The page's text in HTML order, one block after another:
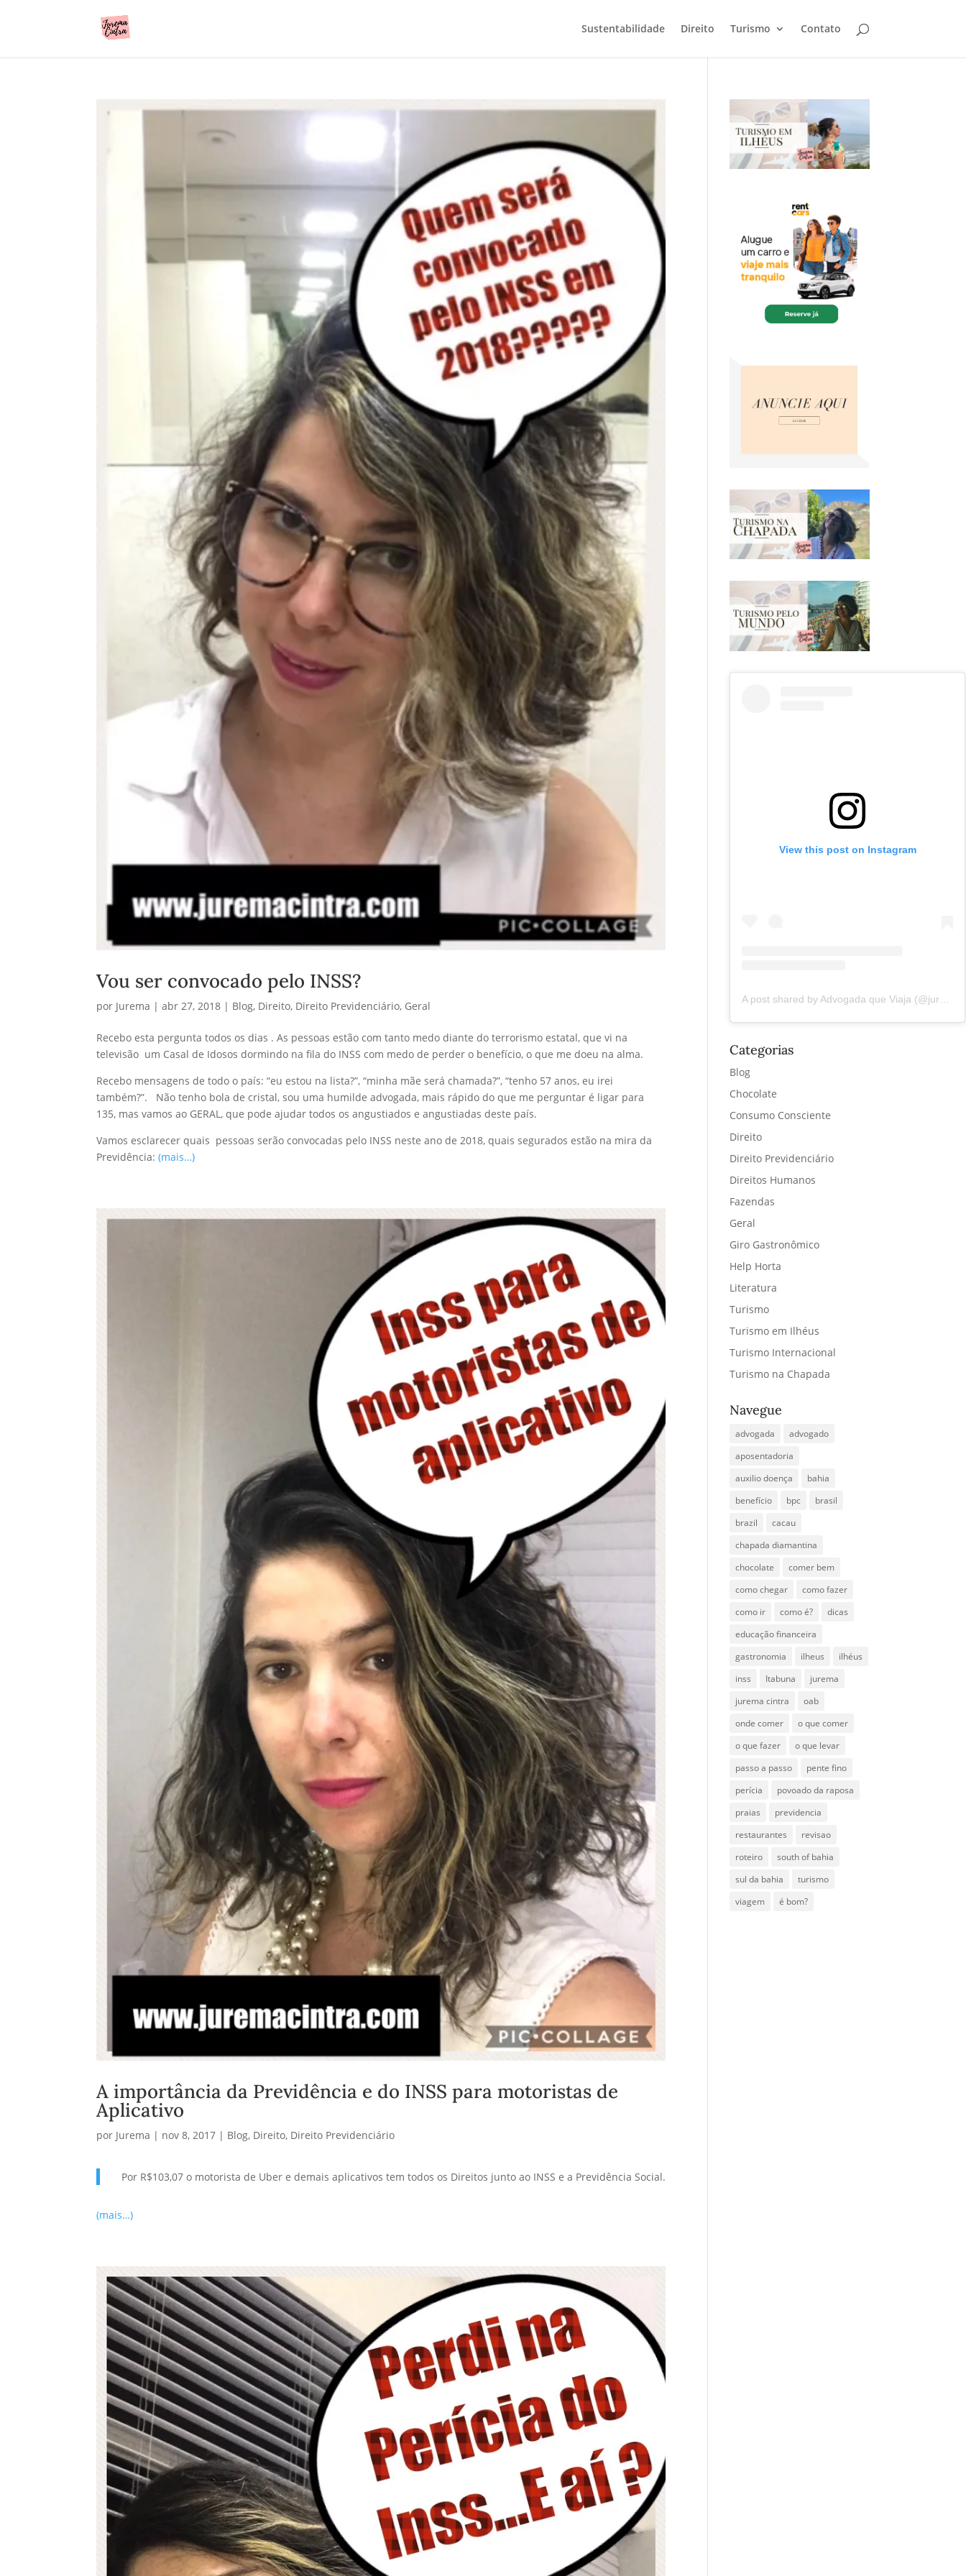
Sustentabilidade Direito Turismo Contato
Vou ser convocado pelo INSS?
por Jurema |abr 27, 2018 | Blog, Direito, Direito Previdenciário, Geral
Recebo esta pergunta todos os dias . As pessoas estão com tanto medo diante do terrorismo estatal, que vi na
televisão um Casal de Idosos dormindo na fila do INSS com medo de perder o benefício, o que me doeu na alma.
Recebo mensagens de todo o país: “eu estou na lista?”, “minha mãe será chamada?”, “tenho 57 anos, eu irei
também?”. Não tenho bola de cristal, sou uma humilde advogada, mais rápido do que me perguntar é ligar para
135, mas vamos ao GERAL, que pode ajudar todos os angustiados e angustiadas deste país.
Vamos esclarecer quais pessoas serão convocadas pelo INSS neste ano de 2018, quais segurados estão na mira da
Previdência:(mais…)
A importância da Previdência e do INSS para motoristas de
Aplicativo
por Jurema | nov 8, 2017 | Blog, Direito, Direito Previdenciário
Por R$103,07 o motorista de Uber e demais aplicativos tem todos os Direitos junto ao INSS e a Previdência Social.
(mais…)
View this post on Instagram
A post shared by Advogada que Viaja (@juremacintra)
Categorias
Blog
Chocolate
Consumo Consciente
Direito
Direito Previdenciário
Direitos Humanos
Fazendas
Geral
Giro Gastronômico
Help Horta
Literatura
Turismo
Turismo em Ilhéus
Turismo Internacional
Turismo na Chapada
Navegue
advogada
advogado
aposentadoria
auxilio doença
bahia
benefício
bpc
brasil
brazil
cacau
chapada diamantina
chocolate
comer bem
como chegar
como fazer
como ir
como é?
dicas
educação financeira
gastronomia
ilheus
ilhéus
inss
Itabuna
jurema
jurema cintra
oab
onde comer
o que comer
o que fazer
o que levar
passo a passo
pente fino
perícia
povoado da raposa
praias
previdencia
restaurantes
revisao
roteiro
south of bahia
sul da bahia
turismo
viagem
é bom?